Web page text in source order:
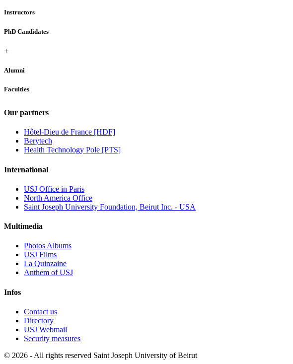
Instructors
PhD Candidates
+
Alumni
Faculties
Our partners
Hôtel-Dieu de France [HDF]
Berytech
Health Technology Pole [PTS]
International
USJ Office in Paris
North America Office
Saint Joseph University Foundation, Beirut Inc. - USA
Multimedia
Photos Albums
USJ Films
La Quinzaine
Anthem of USJ
Infos
Contact us
Directory
USJ Webmail
Security measures
© 2026 - All rights reserved Saint Joseph University of Beirut